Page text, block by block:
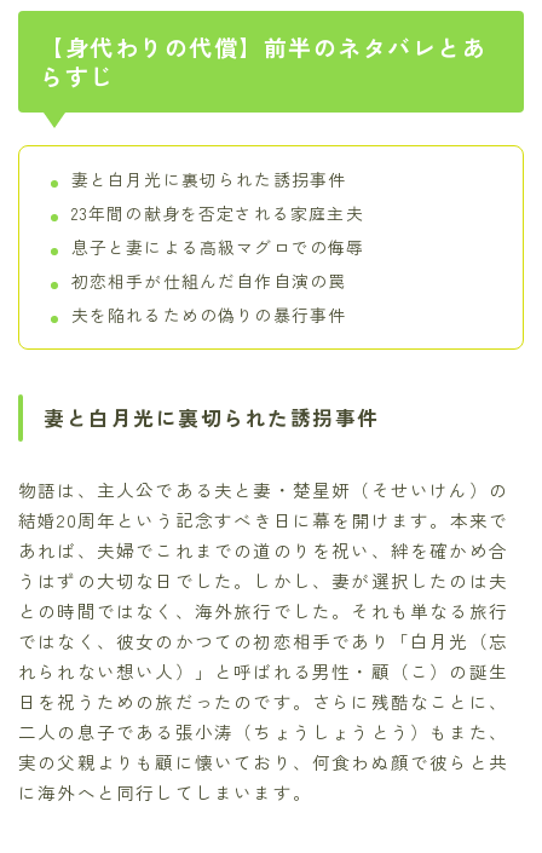
【身代わりの代償】前半のネタバレとあ
らすじ
妻と白月光に裏切られた誘拐事件
23年間の献身を否定される家庭主夫
息子と妻による高級マグロでの侮辱
初恋相手が仕組んだ自作自演の罠
夫を陥れるための偽りの暴行事件
妻と白月光に裏切られた誘拐事件
物語は、主人公である夫と妻・楚星妍（そせいけん）の
結婚20周年という記念すべき日に幕を開けます。本来で
あれば、夫婦でこれまでの道のりを祝い、絆を確かめ合
うはずの大切な日でした。しかし、妻が選択したのは夫
との時間ではなく、海外旅行でした。それも単なる旅行
ではなく、彼女のかつての初恋相手であり「白月光（忘
れられない想い人）」と呼ばれる男性・顧（こ）の誕生
日を祝うための旅だったのです。さらに残酷なことに、
二人の息子である張小涛（ちょうしょうとう）もまた、
実の父親よりも顧に懐いており、何食わぬ顔で彼らと共
に海外へと同行してしまいます。